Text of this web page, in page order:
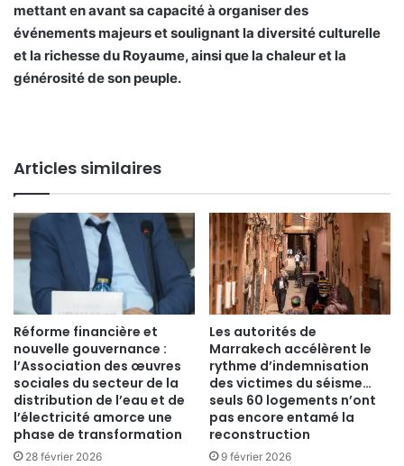
mettant en avant sa capacité à organiser des
événements majeurs et soulignant la diversité culturelle
et la richesse du Royaume, ainsi que la chaleur et la
générosité de son peuple.
Articles similaires
Réforme financière et
nouvelle gouvernance :
l’Association des œuvres
sociales du secteur de la
distribution de l’eau et de
l’électricité amorce une
phase de transformation
28 février 2026
Les autorités de
Marrakech accélèrent le
rythme d’indemnisation
des victimes du séisme…
seuls 60 logements n’ont
pas encore entamé la
reconstruction
9 février 2026